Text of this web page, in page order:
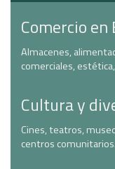
Comercio en
Almacenes,
comerciales,
Cultura y
Cines, teatros,
centros